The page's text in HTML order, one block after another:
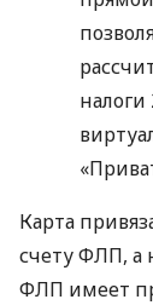
Карта
счету ФЛП, а
ФЛП имеет